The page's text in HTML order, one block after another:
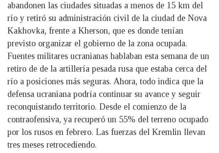
abandonen las ciudades situadas a menos de 15 km del
río y retiró su administración civil de la ciudad de Nova
Kakhovka, frente a Kherson, que es donde tenían
previsto organizar el gobierno de la zona ocupada.
Fuentes militares ucranianas hablaban esta semana de un
retiro de de la artillería pesada rusa que estaba cerca del
río a posiciones más seguras. Ahora, todo indica que la
defensa ucraniana podría continuar su avance y seguir
reconquistando territorio. Desde el comienzo de la
contraofensiva, ya recuperó un 55% del terreno ocupado
por los rusos en febrero. Las fuerzas del Kremlin llevan
tres meses retrocediendo.